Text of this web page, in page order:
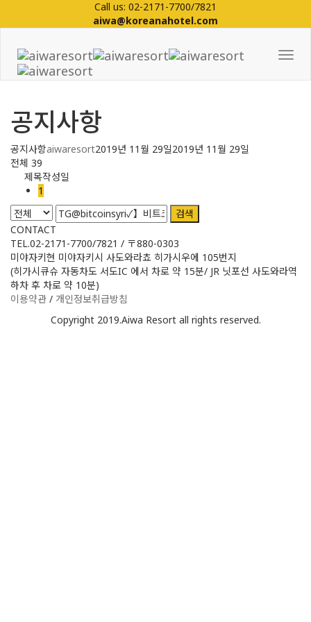
Call us: 02-2171-7700/7821
aiwa@koreanahotel.com
공지사항
공지사항aiwaresort2019년 11월 29일2019년 11월 29일
전체 39
제목작성일
1
검색
CONTACT
TEL.02-2171-7700/7821 / 〒880-0303
미야자키현 미야자키시 사도와라쵸 히가시우에 105번지
(히가시큐슈 자동차도 서도IC 에서 차로 약 15분/ JR 닛포선 사도와라역
하차 후 차로 약 10분)
이용약관 / 개인정보취급방침
Copyright 2019.Aiwa Resort all rights reserved.